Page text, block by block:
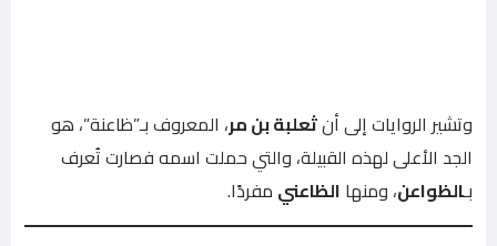
وتشير الروايات إلى أنثعلبة بن مر، المعروف بـ”ظاعنة”، هو
الجد الأعلى لهذه القبيلة، والتي حملت اسمه فصارت تُعرف
بـالظواعن، ومنها الظاعني مفردًا.